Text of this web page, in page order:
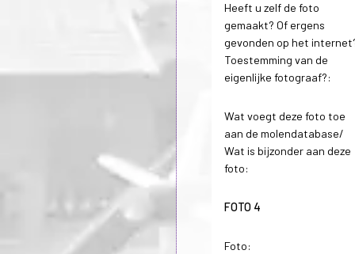
Heeft u zelf de foto
gemaakt? Of ergens
gevonden op het
Toestemming van de
eigenlijke fotograaf?:
Wat voegt deze foto toe
aan de molendatabase/
Wat is bijzonder aan deze
foto:
FOTO 4
Foto: